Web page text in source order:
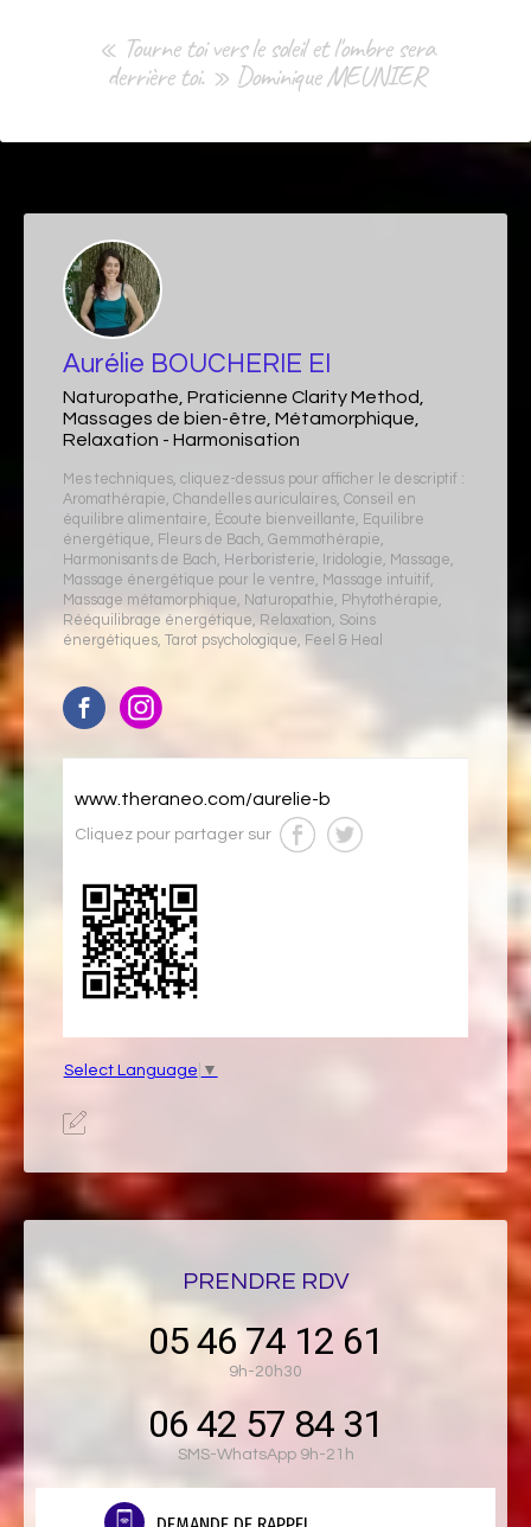
« Tourne toi vers le soleil et l'ombre sera
derrière toi. » Dominique MEUNIER
Aurélie BOUCHERIE EI
Naturopathe, Praticienne Clarity Method,
Massages de bien-être, Métamorphique,
Relaxation - Harmonisation
Mes techniques, cliquez-dessus pour afficher le descriptif :
Aromathérapie Chandelles auriculaires, Conseil en
équilibre alimentaire
Écoute bienveillante
Equilibre
énergétique
Fleurs de Bach Gemmothérapie
Harmonisants de Bach
Herboristerie Iridologie Massage
Massage énergétique pour le ventre
Massage intuitif
Massage métamorphique
Naturopathie Phytothérapie
Rééquilibrage énergétique
Relaxation
Soins
énergétiques, Tarot psychologique Feel & Heal
www.theraneo.com/aurelie-b
Cliquez pour partager sur
Select Language ▼
PRENDRE RDV
05 46 74 12 61
9h-20h30
06 42 57 84 31
SMS-WhatsApp 9h-21h